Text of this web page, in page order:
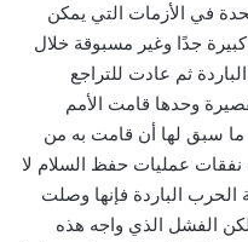
في الأزمات التي يمكن
جدًا وغير مسبوقة خلال
ثم عادت للتراجع
وحدها قامت الأمم
ما سبق لها أن قامت به من
نفقات عمليات حفظ السلام لا
قبل نهاية الحرب الباردة فإنها وصلت
بلايين دولار في عام 1993. لكن الفشل الذي واجه هذه